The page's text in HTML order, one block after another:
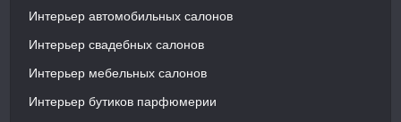
Интерьер автомобильных салонов
Интерьер свадебных салонов
Интерьер мебельных салонов
Интерьер бутиков парфюмерии